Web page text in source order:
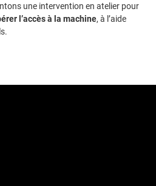
une intervention en atelier pour
l’accès à la machine, à l’aide